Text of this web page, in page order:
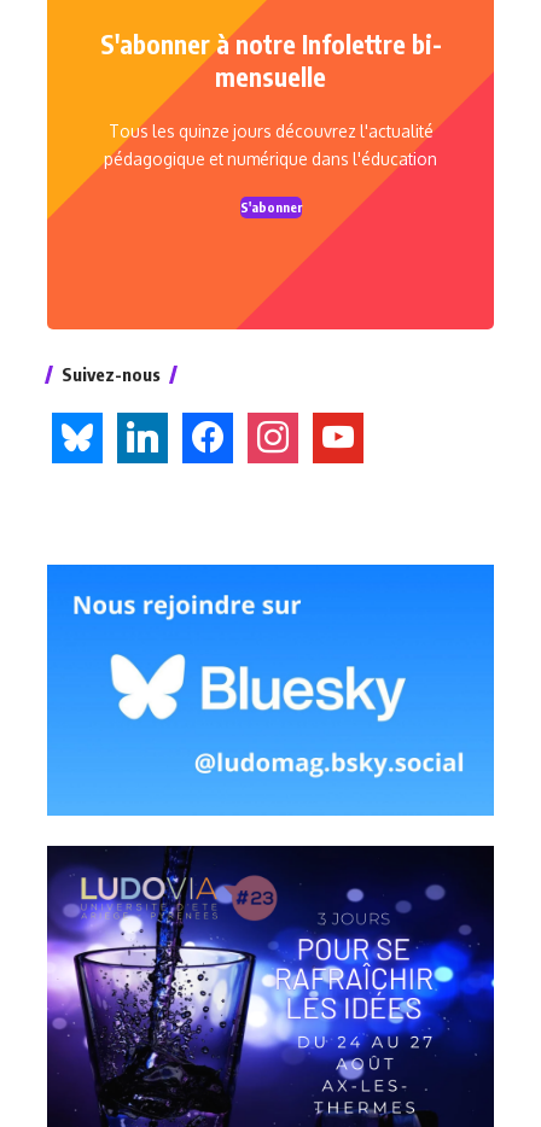
S'abonner à notre Infolettre bi-
mensuelle
Tous les quinze jours découvrez l'actualité
pédagogique et numérique dans l'éducation
S'abonner
Suivez-nous
bluesky linkedin facebook instagramyoutube